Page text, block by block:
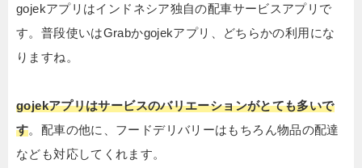
gojekアプリはインドネシア独自の配車サービスアプリで
す。普段使いはGrabかgojekアプリ、どちらかの利用にな
りますね。
gojekアプリはサービスのバリエーションがとても多いで
す。配車の他に、フードデリバリーはもちろん物品の配達
なども対応してくれます。